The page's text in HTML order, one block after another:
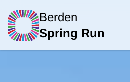
Berden
Spring Run